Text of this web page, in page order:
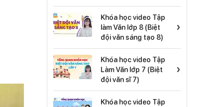
Khóa học video Tập
làm Văn lớp 8 (Biệt
đội văn sáng tạo 8)
›
Khóa học video Tập
Làm Văn lớp 7 (Biệt
đội văn sĩ 7)
›
Khóa học video Tập